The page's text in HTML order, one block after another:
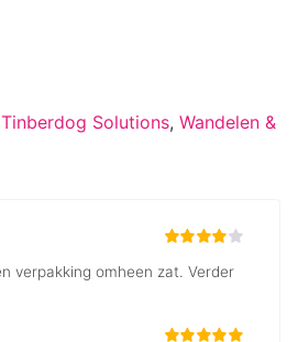
Tinberdog Solutions, Wandelen &